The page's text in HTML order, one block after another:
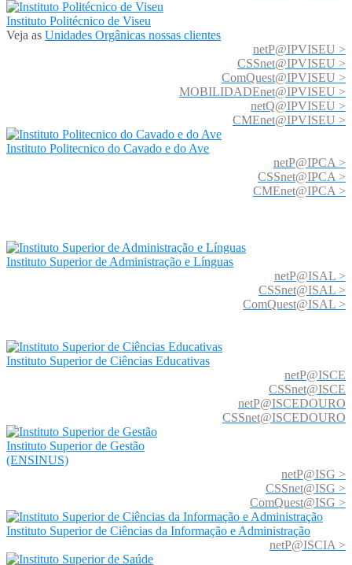
Instituto Politécnico de Viseu
Veja as Unidades Orgânicas nossas clientes
netP@IPVISEU >
CSSnet@IPVISEU >
ComQuest@IPVISEU >
MOBILIDADEnet@IPVISEU >
netQ@IPVISEU >
CMEnet@IPVISEU >
Instituto Politecnico do Cavado e do Ave
netP@IPCA >
CSSnet@IPCA >
CMEnet@IPCA >
Instituto Superior de Administração e Línguas
netP@ISAL >
CSSnet@ISAL >
ComQuest@ISAL >
Instituto Superior de Ciências Educativas
netP@ISCE
CSSnet@ISCE
netP@ISCEDOURO
CSSnet@ISCEDOURO
Instituto Superior de Gestão
(ENSINUS)
netP@ISG >
CSSnet@ISG >
ComQuest@ISG >
Instituto Superior de Ciências da Informação e Administração
netP@ISCIA >